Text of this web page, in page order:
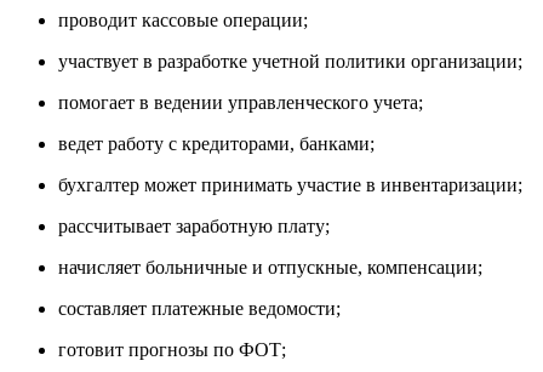
проводит кассовые операции;
участвует в разработке учетной политики организации;
помогает в ведении управленческого учета;
ведет работу с кредиторами, банками;
бухгалтер может принимать участие в инвентаризации;
рассчитывает заработную плату;
начисляет больничные и отпускные, компенсации;
составляет платежные ведомости;
готовит прогнозы по ФОТ;